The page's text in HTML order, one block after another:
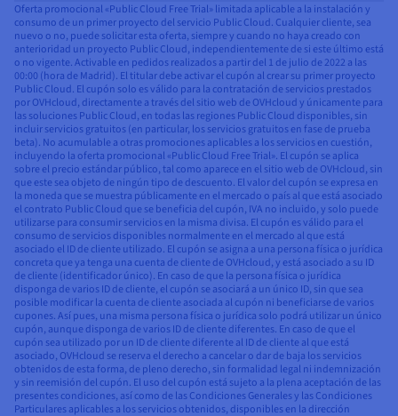
Oferta promocional «Public Cloud Free Trial» limitada aplicable a la instalación y
consumo de un primer proyecto del servicio Public Cloud. Cualquier cliente, sea
nuevo o no, puede solicitar esta oferta, siempre y cuando no haya creado con
anterioridad un proyecto Public Cloud, independientemente de si este último está
o no vigente. Activable en pedidos realizados a partir del 1 de julio de 2022 a las
00:00 (hora de Madrid). El titular debe activar el cupón al crear su primer proyecto
Public Cloud. El cupón solo es válido para la contratación de servicios prestados
por OVHcloud, directamente a través del sitio web de OVHcloud y únicamente para
las soluciones Public Cloud, en todas las regiones Public Cloud disponibles, sin
incluir servicios gratuitos (en particular, los servicios gratuitos en fase de prueba
beta). No acumulable a otras promociones aplicables a los servicios en cuestión,
incluyendo la oferta promocional «Public Cloud Free Trial». El cupón se aplica
sobre el precio estándar público, tal como aparece en el sitio web de OVHcloud, sin
que este sea objeto de ningún tipo de descuento. El valor del cupón se expresa en
la moneda que se muestra públicamente en el mercado o país al que está asociado
el contrato Public Cloud que se beneficia del cupón, IVA no incluido, y solo puede
utilizarse para consumir servicios en la misma divisa. El cupón es válido para el
consumo de servicios disponibles normalmente en el mercado al que está
asociado el ID de cliente utilizado. El cupón se asigna a una persona física o jurídica
concreta que ya tenga una cuenta de cliente de OVHcloud, y está asociado a su ID
de cliente (identificador único). En caso de que la persona física o jurídica
disponga de varios ID de cliente, el cupón se asociará a un único ID, sin que sea
posible modificar la cuenta de cliente asociada al cupón ni beneficiarse de varios
cupones. Así pues, una misma persona física o jurídica solo podrá utilizar un único
cupón, aunque disponga de varios ID de cliente diferentes. En caso de que el
cupón sea utilizado por un ID de cliente diferente al ID de cliente al que está
asociado, OVHcloud se reserva el derecho a cancelar o dar de baja los servicios
obtenidos de esta forma, de pleno derecho, sin formalidad legal ni indemnización
y sin reemisión del cupón. El uso del cupón está sujeto a la plena aceptación de las
presentes condiciones, así como de las Condiciones Generales y las Condiciones
Particulares aplicables a los servicios obtenidos, disponibles en la dirección